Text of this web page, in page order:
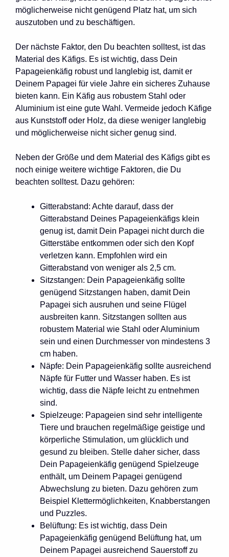
möglicherweise nicht genügend Platz hat, um sich
auszutoben und zu beschäftigen.
Der nächste Faktor, den Du beachten solltest, ist das
Material des Käfigs. Es ist wichtig, dass Dein
Papageienkäfig robust und langlebig ist, damit er
Deinem Papagei für viele Jahre ein sicheres Zuhause
bieten kann. Ein Käfig aus robustem Stahl oder
Aluminium ist eine gute Wahl. Vermeide jedoch Käfige
aus Kunststoff oder Holz, da diese weniger langlebig
und möglicherweise nicht sicher genug sind.
Neben der Größe und dem Material des Käfigs gibt es
noch einige weitere wichtige Faktoren, die Du
beachten solltest. Dazu gehören:
Gitterabstand: Achte darauf, dass der
Gitterabstand Deines Papageienkäfigs klein
genug ist, damit Dein Papagei nicht durch die
Gitterstäbe entkommen oder sich den Kopf
verletzen kann. Empfohlen wird ein
Gitterabstand von weniger als 2,5 cm.
Sitzstangen: Dein Papageienkäfig sollte
genügend Sitzstangen haben, damit Dein
Papagei sich ausruhen und seine Flügel
ausbreiten kann. Sitzstangen sollten aus
robustem Material wie Stahl oder Aluminium
sein und einen Durchmesser von mindestens 3
cm haben.
Näpfe: Dein Papageienkäfig sollte ausreichend
Näpfe für Futter und Wasser haben. Es ist
wichtig, dass die Näpfe leicht zu entnehmen
sind.
Spielzeuge: Papageien sind sehr intelligente
Tiere und brauchen regelmäßige geistige und
körperliche Stimulation, um glücklich und
gesund zu bleiben. Stelle daher sicher, dass
Dein Papageienkäfig genügend Spielzeuge
enthält, um Deinem Papagei genügend
Abwechslung zu bieten. Dazu gehören zum
Beispiel Klettermöglichkeiten, Knabberstangen
und Puzzles.
Belüftung: Es ist wichtig, dass Dein
Papageienkäfig genügend Belüftung hat, um
Deinem Papagei ausreichend Sauerstoff zu